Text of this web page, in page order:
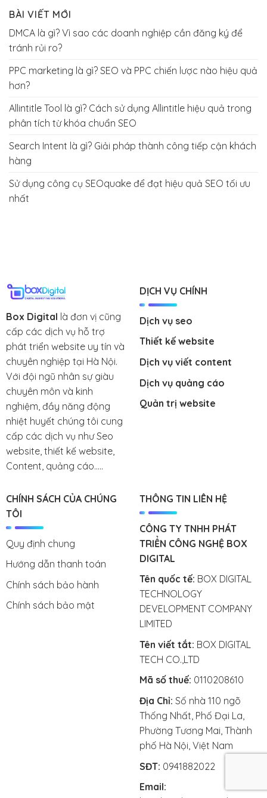
BÀI VIẾT MỚI
DMCA là gì? Vì sao các doanh nghiệp cần đăng ký để
tránh rủi ro?
PPC marketing là gì? SEO và PPC chiến lược nào hiệu quả
hơn?
Allintitle Tool là gì? Cách sử dụng Allintitle hiệu quả trong
phân tích từ khóa chuẩn SEO
Search Intent là gì? Giải pháp thành công tiếp cận khách
hàng
Sử dụng công cụ SEOquake để đạt hiệu quả SEO tối ưu
nhất
Box Digital là đơn vị cũng
cấp các dịch vụ hỗ trợ
phát triển website uy tín và
chuyên nghiệp tại Hà Nội.
Với đội ngũ nhân sự giàu
chuyên môn và kinh
nghiệm, đầy năng động
nhiệt huyết chúng tôi cung
cấp các dịch vụ như Seo
website, thiết kế website,
Content, quảng cáo.....
DỊCH VỤ CHÍNH
Dịch vụ seo
Thiết kế website
Dịch vụ viết content
Dịch vụ quảng cáo
Quản trị website
CHÍNH SÁCH CỦA CHÚNG
TÔI
Quy định chung
Hướng dẫn thanh toán
Chính sách bảo hành
Chính sách bảo mật
THÔNG TIN LIÊN HỆ
CÔNG TY TNHH PHÁT
TRIỂN CÔNG NGHỆ BOX
DIGITAL
Tên quốc tế: BOX DIGITAL
TECHNOLOGY
DEVELOPMENT COMPANY
LIMITED
Tên viết tắt: BOX DIGITAL
TECH CO.,LTD
Mã số thuế: 0110208610
Địa Chỉ: Số nhà 110 ngõ
Thống Nhất, Phố Đại La,
Phường Tương Mai, Thành
phố Hà Nội, Việt Nam
SĐT: 0941882022
Email: